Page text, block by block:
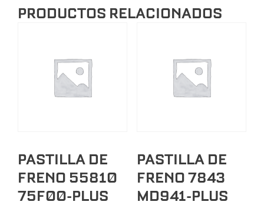
PRODUCTOS RELACIONADOS
PASTILLA DE
FRENO 55810
75F00-PLUS
PASTILLA DE
FRENO 7843
MD941-PLUS